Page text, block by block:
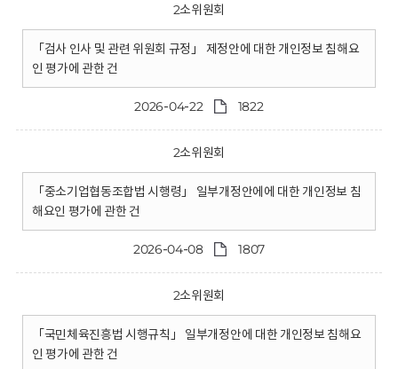
2소위원회
「검사 인사 및 관련 위원회 규정」 제정안에 대한 개인정보 침해요
인 평가에 관한 건
2026-04-22 1822
2소위원회
「중소기업협동조합법 시행령」 일부개정안에에 대한 개인정보 침
해요인 평가에 관한 건
2026-04-08 1807
2소위원회
「국민체육진흥법 시행규칙」 일부개정안에 대한 개인정보 침해요
인 평가에 관한 건